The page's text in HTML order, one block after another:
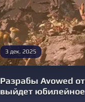
3 дек. 2025
Разрабы Avowed
выйдет